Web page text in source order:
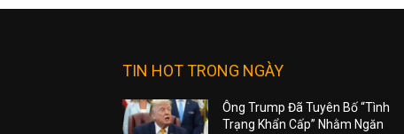
TIN HOT TRONG NGÀY
Ông Trump Đã Tuyên Bố “Tình
Trạng Khẩn Cấp” Nhằm Ngăn